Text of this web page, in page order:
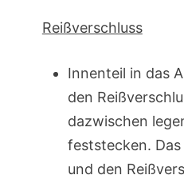
Reißverschluss
Innenteil in das
den
dazwischen
feststecken.
und den